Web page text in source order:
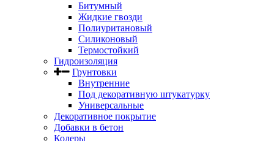
Битумный
Жидкие гвозди
Полиуритановый
Силиконовый
Термостойкий
Гидроизоляция
Грунтовки
Внутренние
Под декоративную штукатурку
Универсальные
Декоративное покрытие
Добавки в бетон
Колеры